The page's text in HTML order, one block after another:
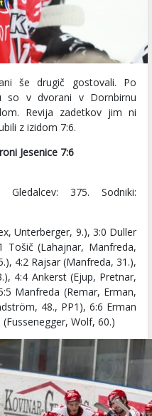
še drugič gostovali. Po
so v dvorani v Dornbirnu
Revija zadetkov jim ni
z izidom 7:6.
Jesenice 7:6
Gledalcev: 375. Sodniki:
Unterberger, 9.), 3:0 Duller
Tošič (Lahajnar, Manfreda,
4:2 Rajsar (Manfreda, 31.),
4:4 Ankerst (Ejup, Pretnar,
Manfreda (Remar, Erman,
48., PP1), 6:6 Erman
Wolf, 60.)